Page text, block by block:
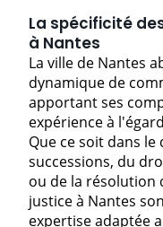
La spécificité
à Nantes
La ville de Nantes
dynamique de
apportant ses
expérience à
Que ce soit dans
successions, du
ou de la résolution
justice à Nantes
expertise adaptée